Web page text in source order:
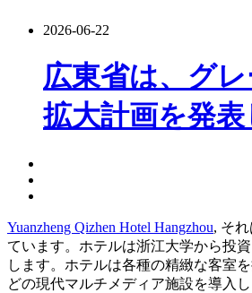
2026-06-22
広東省は、グ
拡大計画を発表
Yuanzheng Qizhen Hotel Hangzhou, そ
ています。ホテルは浙江大学から投
します。ホテルは各種の精緻な客室
どの現代マルチメディア施設を導入